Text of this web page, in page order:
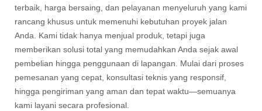
terbaik, harga bersaing, dan pelayanan menyeluruh yang kami
rancang khusus untuk memenuhi kebutuhan proyek jalan
Anda. Kami tidak hanya menjual produk, tetapi juga
memberikan solusi total yang memudahkan Anda sejak awal
pembelian hingga penggunaan di lapangan. Mulai dari proses
pemesanan yang cepat, konsultasi teknis yang responsif,
hingga pengiriman yang aman dan tepat waktu—semuanya
kami layani secara profesional.